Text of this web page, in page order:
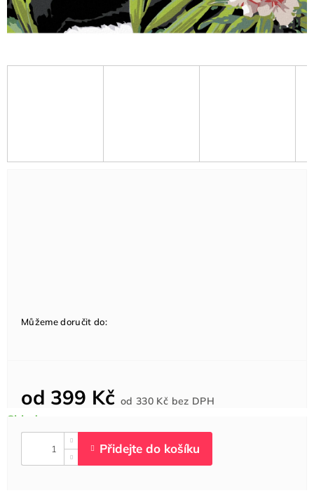
od 399 Kč od330 Kč bez DPHcena:
Můžeme doručit do: